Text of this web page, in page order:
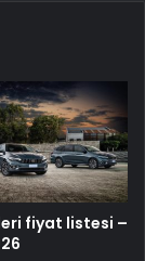
fiyat listesi –